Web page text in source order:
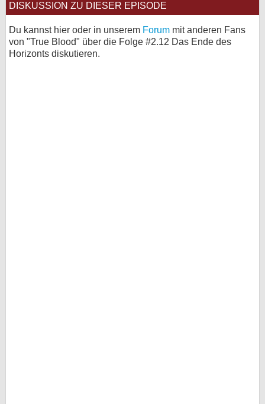
DISKUSSION ZU DIESER EPISODE
Du kannst hier oder in unserem Forum mit anderen Fans
von "True Blood" über die Folge #2.12 Das Ende des
Horizonts diskutieren.